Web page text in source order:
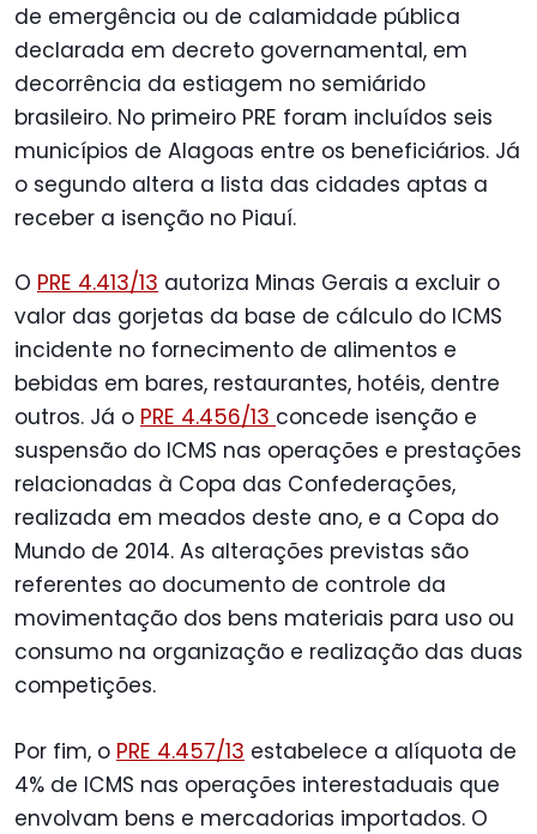
de emergência ou de calamidade pública
declarada em decreto governamental, em
decorrência da estiagem no semiárido
brasileiro. No primeiro PRE foram incluídos seis
municípios de Alagoas entre os beneficiários. Já
o segundo altera a lista das cidades aptas a
receber a isenção no Piauí.
O PRE 4.413/13 autoriza Minas Gerais a excluir o
valor das gorjetas da base de cálculo do ICMS
incidente no fornecimento de alimentos e
bebidas em bares, restaurantes, hotéis, dentre
outros. Já o PRE 4.456/13 concede isenção e
suspensão do ICMS nas operações e prestações
relacionadas à Copa das Confederações,
realizada em meados deste ano, e a Copa do
Mundo de 2014. As alterações previstas são
referentes ao documento de controle da
movimentação dos bens materiais para uso ou
consumo na organização e realização das duas
competições.
Por fim, o PRE 4.457/13 estabelece a alíquota de
4% de ICMS nas operações interestaduais que
envolvam bens e mercadorias importados. O